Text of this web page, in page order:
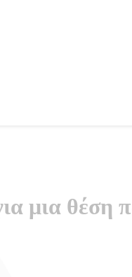
μια θέση